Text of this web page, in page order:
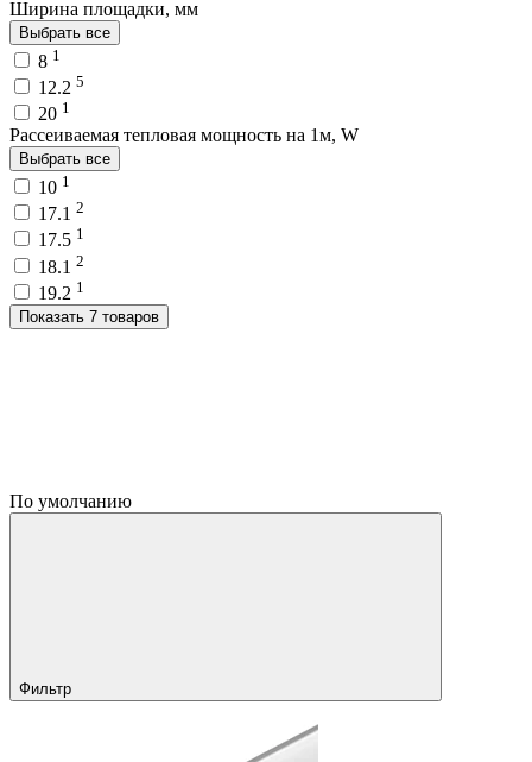
Ширина площадки, мм
Выбрать все
8 1
12.2 5
20 1
Рассеиваемая тепловая мощность на 1м, W
Выбрать все
10 1
17.1 2
17.5 1
18.1 2
19.2 1
Показать 7 товаров
По умолчанию
Фильтр